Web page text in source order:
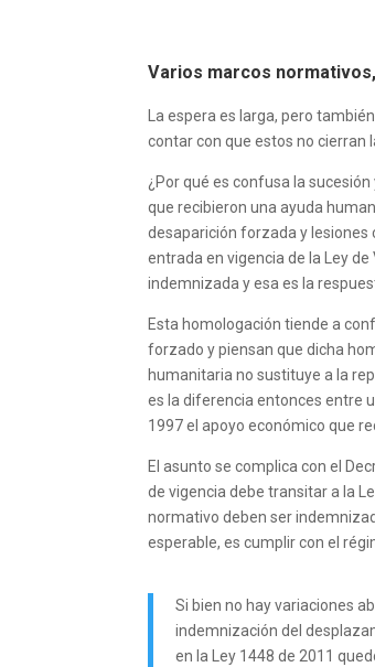
Varios marcos
La espera es larga, pero
contar con que estos no cierran
¿Por qué es confusa la
que recibieron una ayuda
desaparición forzada y lesiones
entrada en vigencia de la Ley
indemnizada y esa es la
Esta homologación tiende a
forzado y piensan que dicha
humanitaria no sustituye a la
es la diferencia entonces entre
1997 el apoyo económico que
El asunto se complica con el
de vigencia debe transitar a la
normativo deben ser
esperable, es cumplir con el
Si bien no hay variaciones
indemnización del
en la Ley 1448 de 2011